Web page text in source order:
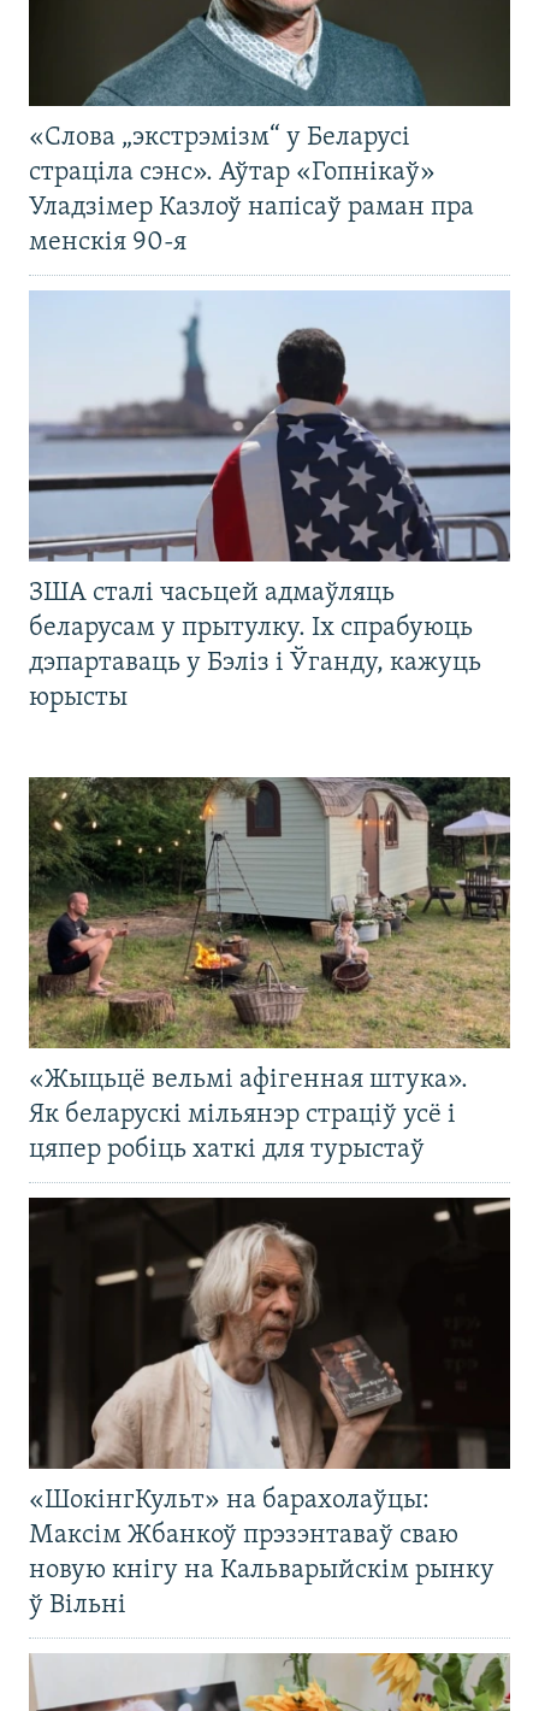
«Слова „экстрэмізм“ у Беларусі
страціла сэнс». Аўтар «Гопнікаў»
Уладзімер Казлоў напісаў раман пра
менскія 90-я
ЗША сталі часьцей адмаўляць
беларусам у прытулку. Іх спрабуюць
дэпартаваць у Бэліз і Ўганду, кажуць
юрысты
«Жыцьцё вельмі афігенная штука».
Як беларускі мільянэр страціў усё і
цяпер робіць хаткі для турыстаў
«ШокінгКульт» на барахолаўцы:
Максім Жбанкоў прэзэнтаваў сваю
новую кнігу на Кальварыйскім рынку
ў Вільні